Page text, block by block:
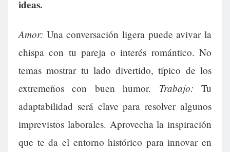
ideas.
Amor: Una conversación ligera puede avivar la
chispa con tu pareja o interés romántico. No
temas mostrar tu lado divertido, típico de los
extremeños con buen humor. Trabajo: Tu
adaptabilidad será clave para resolver algunos
imprevistos laborales. Aprovecha la inspiración
que te da el entorno histórico para innovar en